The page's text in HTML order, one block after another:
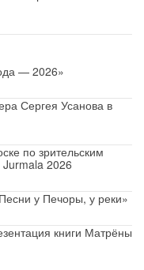
— 2026»
Сергея Усанова в
по зрительским
2026
у Печоры, у реки»
книги Матрёны